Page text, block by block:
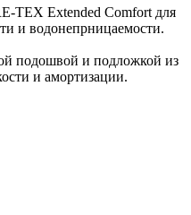
Extended Comfort для
и водонепрницаемости.
подошвой и подложкой из
и амортизации.